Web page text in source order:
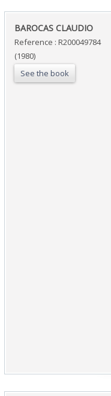
‎BAROCAS CLAUDIO‎
Reference : R200049784
(1980)
See the book